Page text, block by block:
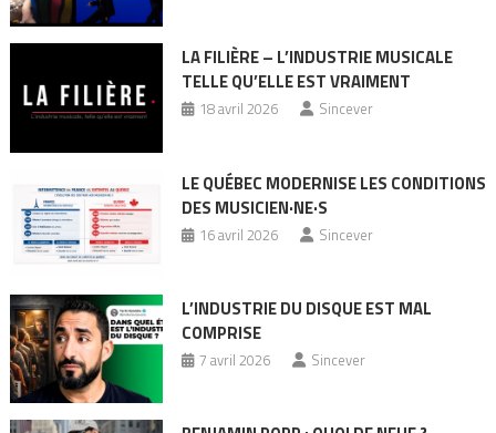
LA FILIÈRE – L’INDUSTRIE MUSICALE
TELLE QU’ELLE EST VRAIMENT
18 avril 2026 Sincever
LE QUÉBEC MODERNISE LES CONDITIONS
DES MUSICIEN·NE·S
16 avril 2026 Sincever
L’INDUSTRIE DU DISQUE EST MAL
COMPRISE
7 avril 2026 Sincever